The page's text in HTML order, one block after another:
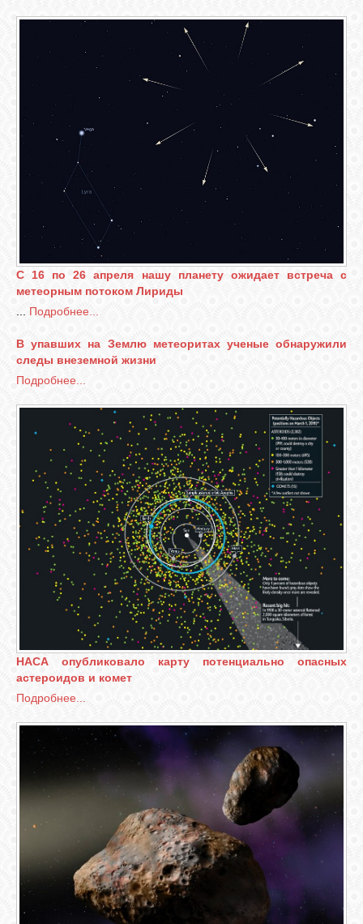
С 16 по 26 апреля нашу планету ожидает встреча с
метеорным потоком Лириды
Подробнее...
В упавших на Землю метеоритах ученые обнаружили
следы внеземной жизни
Подробнее...
НАСА опубликовало карту потенциально опасных
астероидов и комет
Подробнее...